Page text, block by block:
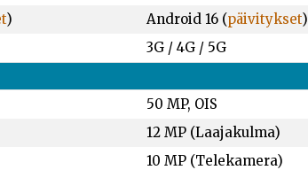
) Android 16 (päivitykset)
3G / 4G / 5G
50 MP, OIS
12 MP (Laajakulma)
10 MP (Telekamera)